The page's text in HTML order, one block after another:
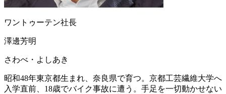
ワントゥーテン社長
澤邊芳明
さわべ・よしあき
昭和48年東京都生まれ、奈良県で育つ。京都工芸繊維大学へ
入学直前、18歳でバイク事故に遭う。手足を一切動かせない